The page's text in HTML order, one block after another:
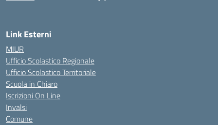
Link Esterni
MIUR
Ufficio Scolastico Regionale
Ufficio Scolastico Territoriale
Scuola in Chiaro
Iscrizioni On Line
Invalsi
Comune